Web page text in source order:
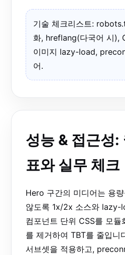
기술 체크리스트:
화, hreflang(다국어 시),
이미지 lazy-load,
어.
성능 & 접근성:
표와 실무 체크
Hero 구간의 미디어는 용
않도록 1x/2x 소스와 lazy-
컴포넌트 단위 CSS를 모
를 제거하여 TBT를 줄입니
서브셋을 적용하고,